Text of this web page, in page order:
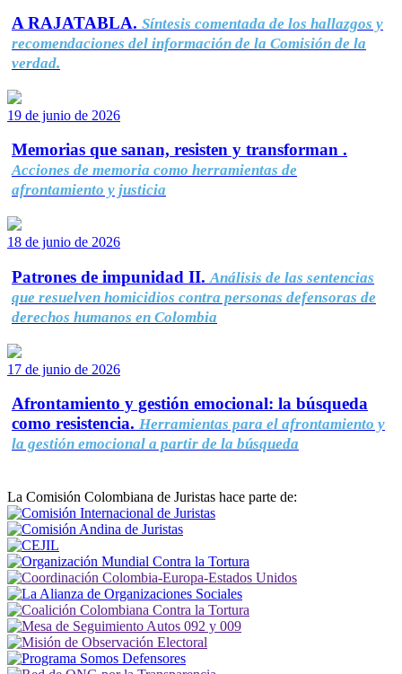
A RAJATABLA. Síntesis comentada de los hallazgos y
recomendaciones del información de la Comisión de la
verdad.
19 de junio de 2026
Memorias que sanan, resisten y transforman .
Acciones de memoria como herramientas de
afrontamiento y justicia
18 de junio de 2026
Patrones de impunidad II. Análisis de las sentencias
que resuelven homicidios contra personas defensoras de
derechos humanos en Colombia
17 de junio de 2026
Afrontamiento y gestión emocional: la búsqueda
como resistencia. Herramientas para el afrontamiento y
la gestión emocional a partir de la búsqueda
La Comisión Colombiana de Juristas hace parte de: